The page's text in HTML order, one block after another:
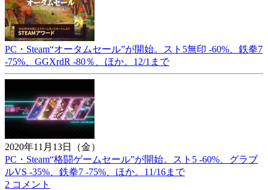
PC・Steam“オータムセール”が開始。スト5無印 -60%、鉄拳7
-75%、GGXrdR -80％、ほか。12/1まで
2020年11月13日（金）
PC・Steam“格闘ゲームセール”が開始。スト5 -60%、グラブ
ルVS -35%、鉄拳7 -75%、ほか。11/16まで
2 コメント